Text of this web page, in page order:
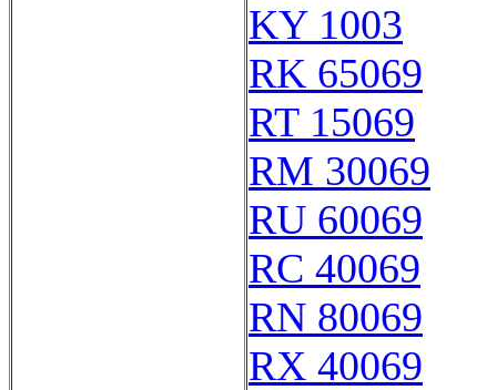
KY 1003
RK 65069
RT 15069
RM 30069
RU 60069
RC 40069
RN 80069
RX 40069